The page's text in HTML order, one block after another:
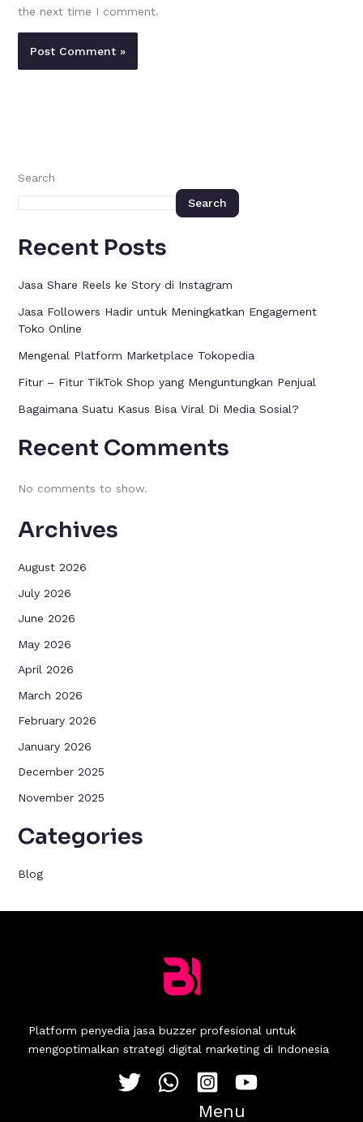
the next time I comment.
Search
Search
Recent Posts
Jasa Share Reels ke Story di Instagram
Jasa Followers Hadir untuk Meningkatkan Engagement
Toko Online
Mengenal Platform Marketplace Tokopedia
Fitur – Fitur TikTok Shop yang Menguntungkan Penjual
Bagaimana Suatu Kasus Bisa Viral Di Media Sosial?
Recent Comments
No comments to show.
Archives
August 2026
July 2026
June 2026
May 2026
April 2026
March 2026
February 2026
January 2026
December 2025
November 2025
Categories
Blog
Platform penyedia jasa buzzer profesional untuk
mengoptimalkan strategi digital marketing di Indonesia
Menu